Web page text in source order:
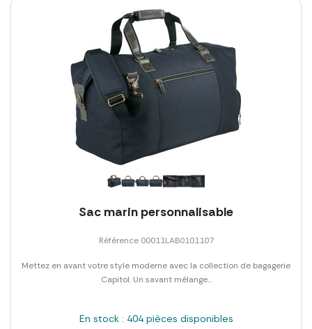
Sac marin personnalisable
Référence 00011LAB0101107
Mettez en avant votre style moderne avec la collection de bagagerie
Capitol. Un savant mélange...
En stock : 404 pièces disponibles